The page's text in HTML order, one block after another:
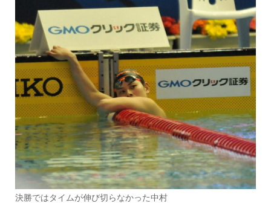
決勝ではタイムが伸び切らなかった中村